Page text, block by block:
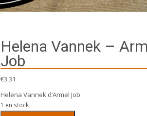
Helena Vannek –
Job
€3,31
Helena Vannek d’Armel Job
1 en stock